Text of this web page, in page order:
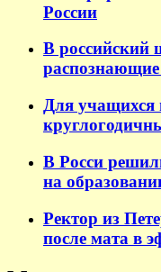
России
В российский
Для учащихся
В Росси
на
Ректор из
после мата в